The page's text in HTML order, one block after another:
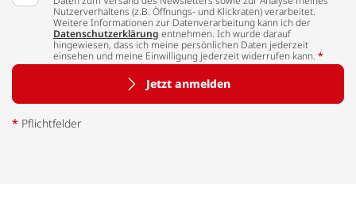
Nutzerverhaltens (z.B. Öffnungs- und Klickraten) verarbeitet.
Weitere Informationen zur Datenverarbeitung kann ich der
Datenschutzerklärung entnehmen. Ich wurde darauf
hingewiesen, dass ich meine persönlichen Daten jederzeit
einsehen und meine Einwilligung jederzeit widerrufen kann. *
Jetzt anmelden
* Pflichtfelder